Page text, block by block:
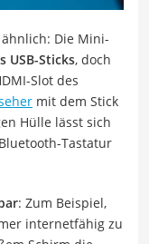
Die Mini-
USB-Sticks, doch
Slot des
mit dem Stick
Hülle lässt sich
Tastatur
: Zum Beispiel,
internetfähig zu